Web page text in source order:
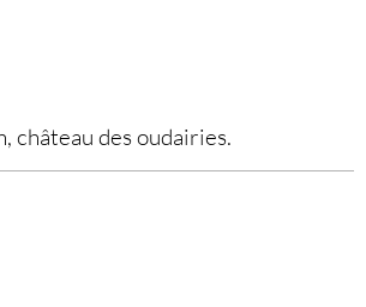
château des oudairies.